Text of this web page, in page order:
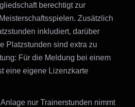
berechtigt zur
Zusätzlich
inkludiert, darüber
Platzstunden sind extra zu
Für die Meldung bei einem
eine eigene Lizenzkarte
nur Trainerstunden nimmt